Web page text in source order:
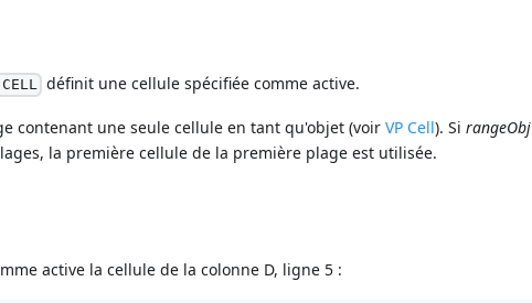
définit une cellule spécifiée comme active.
contenant une seule cellule en tant qu'objet (voirVP Cell). SirangeObj
la première cellule de la première plage est utilisée.
active la cellule de la colonne D, ligne 5 :